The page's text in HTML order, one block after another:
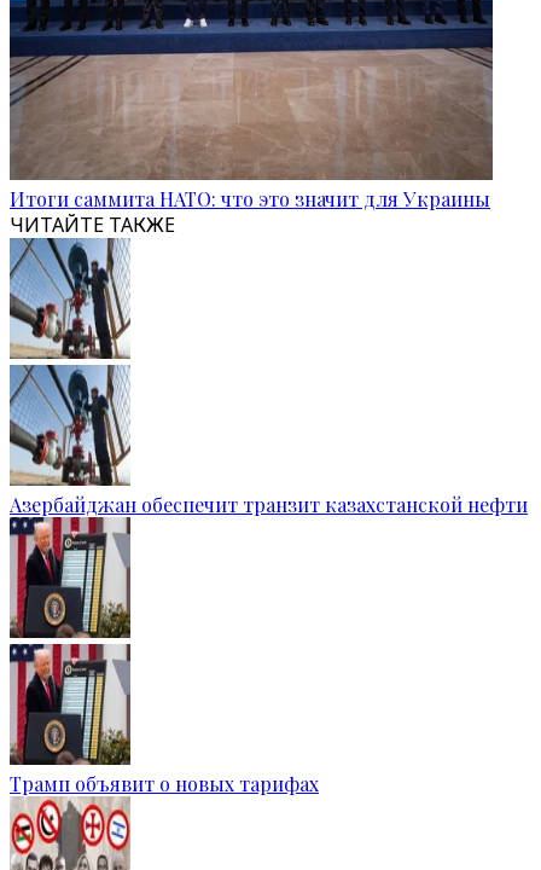
Итоги саммита НАТО: что это значит для Украины
ЧИТАЙТЕ ТАКЖЕ
Азербайджан обеспечит транзит казахстанской нефти
Трамп объявит о новых тарифах